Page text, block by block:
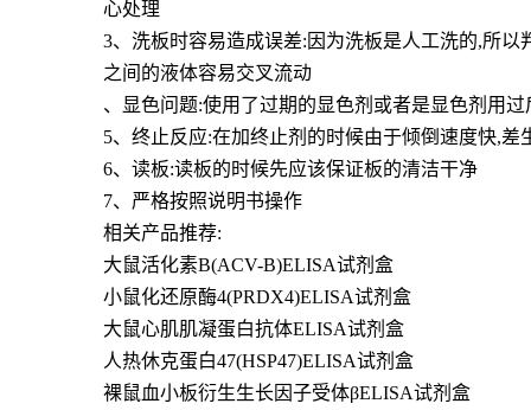
心处理
3、洗板时容易造成误差:因为洗板是人工洗的,所
之间的液体容易交叉流动
、显色问题:使用了过期的显色剂或者是显色剂用
5、终止反应:在加终止剂的时候由于倾倒速度快,
6、读板:读板的时候先应该保证板的清洁干净
7、严格按照说明书操作
相关产品推荐:
大鼠活化素B(ACV-B)ELISA试剂盒
小鼠化还原酶4(PRDX4)ELISA试剂盒
大鼠心肌肌凝蛋白抗体ELISA试剂盒
人热休克蛋白47(HSP47)ELISA试剂盒
裸鼠血小板衍生生长因子受体βELISA试剂盒